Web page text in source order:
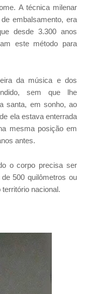
A técnica milenar
embalsamento, era
desde 3.300 anos
este método para
da música e dos
sem que lhe
santa, em sonho, ao
ela estava enterrada
mesma posição em
antes.
o corpo precisa ser
500 quilômetros ou
nacional.